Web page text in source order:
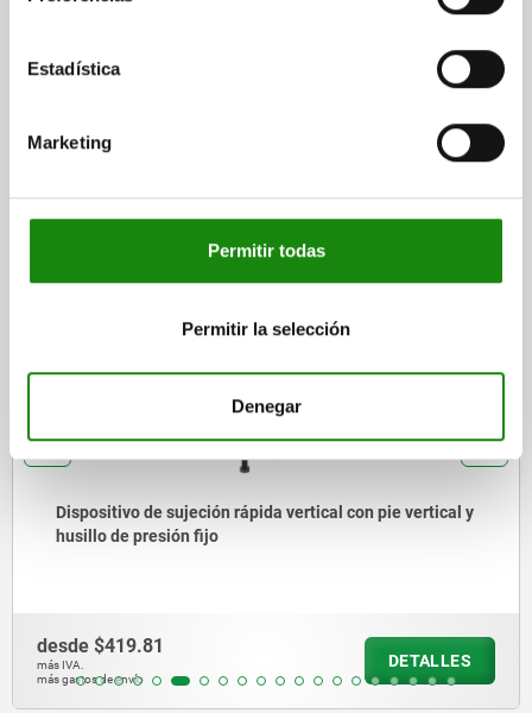
Estadística
Marketing
Permitir todas
Permitir la selección
Denegar
Otros clientes también
compraron
Dispositivo de sujeción rápida vertical con pie vertical y
husillo de presión fijo
desde $419.81
más IVA.
más gastos de envío
DETALLES